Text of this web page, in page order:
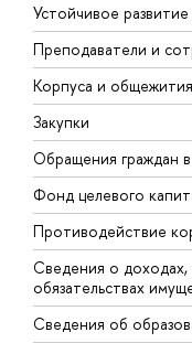
Устойчивое
Преподаватели и
Корпуса и общежития
Закупки
Обращения граждан
Фонд целевого
Противодействие
Сведения о
обязательствах
Сведения об